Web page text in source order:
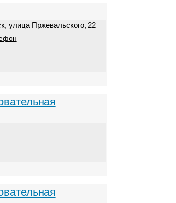
улица Пржевальского, 22